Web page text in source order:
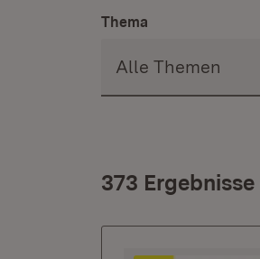
Thema
373